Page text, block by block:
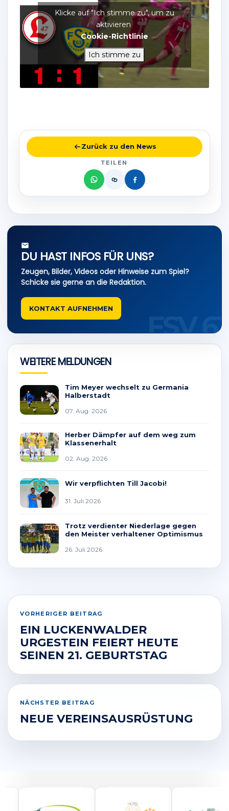
Klicke auf "Ich stimme zu", um zu
aktivieren
Cookie-Richtlinie
Ich stimme zu
Zurück zu den News
TEILEN
Link
kopieren
DU HAST INFOS FÜR UNS?
Zeugen, Bilder, Videos oder Hinweise zum Spiel?
Schicke sie gerne an die Redaktion.
KONTAKT AUFNEHMEN
WEITERE MELDUNGEN
Tim Meyer wechselt zu Germania
Halberstadt
07. Aug. 2026
Herber Dämpfer auf dem weg zum
Klassenerhalt
02. Aug. 2026
Wir verpflichten Till Jacobi!
31. Juli 2026
Trotz verdienter Niederlage gegen
den Meister verhaltener Optimismus
26. Juli 2026
VORHERIGER BEITRAG
EIN LUCKENWALDER
URGESTEIN FEIERT HEUTE
SEINEN 21. GEBURTSTAG
NÄCHSTER BEITRAG
NEUE VEREINSAUSRÜSTUNG